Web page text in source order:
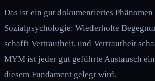
Das ist ein gut dokumentiertes
Sozialpsychologie: Wiederholte
schafft Vertrautheit, und Vertrautheit
MYM ist jeder gut geführte Austausch
diesem Fundament gelegt wird.